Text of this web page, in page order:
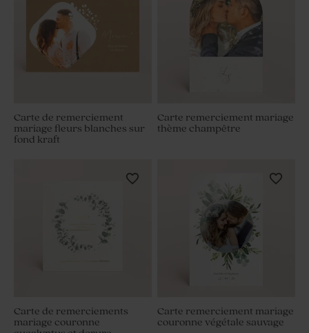
Carte de remerciement
mariage fleurs blanches sur
fond kraft
Carte remerciement mariage
thème champêtre
Carte de remerciements
mariage couronne
Carte remerciement mariage
couronne végétale sauvage